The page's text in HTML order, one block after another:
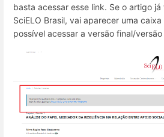
basta acessar esse link. Se o artigo
SciELO Brasil, vai aparecer uma
possível acessar a versão final/